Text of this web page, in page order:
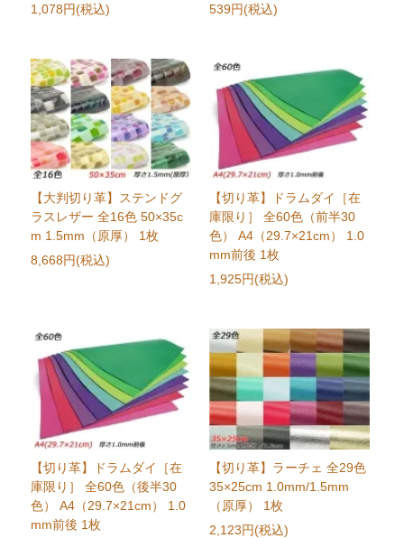
1,078円(税込)
539円(税込)
【大判切り革】ステンドグ
ラスレザー 全16色 50×35c
m 1.5mm（原厚） 1枚
8,668円(税込)
【切り革】ドラムダイ［在
庫限り］ 全60色（前半30
色） A4（29.7×21cm） 1.0
mm前後 1枚
1,925円(税込)
【切り革】ドラムダイ［在
庫限り］ 全60色（後半30
色） A4（29.7×21cm） 1.0
mm前後 1枚
【切り革】ラーチェ 全29色
35×25cm 1.0mm/1.5mm
（原厚） 1枚
2,123円(税込)